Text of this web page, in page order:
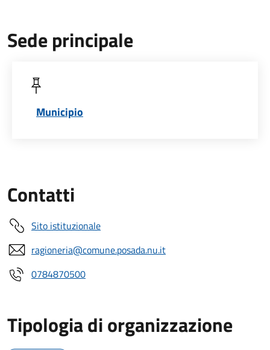
Sede principale
Municipio
Contatti
Sito istituzionale
ragioneria@comune.posada.nu.it
0784870500
Tipologia di organizzazione